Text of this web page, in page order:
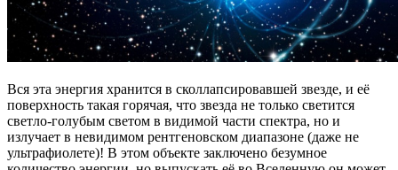
Вся эта энергия хранится в сколлапсировавшей звезде, и её
поверхность такая горячая, что звезда не только светится
светло-голубым светом в видимой части спектра, но и
излучает в невидимом рентгеновском диапазоне (даже не
ультрафиолете)! В этом объекте заключено безумное